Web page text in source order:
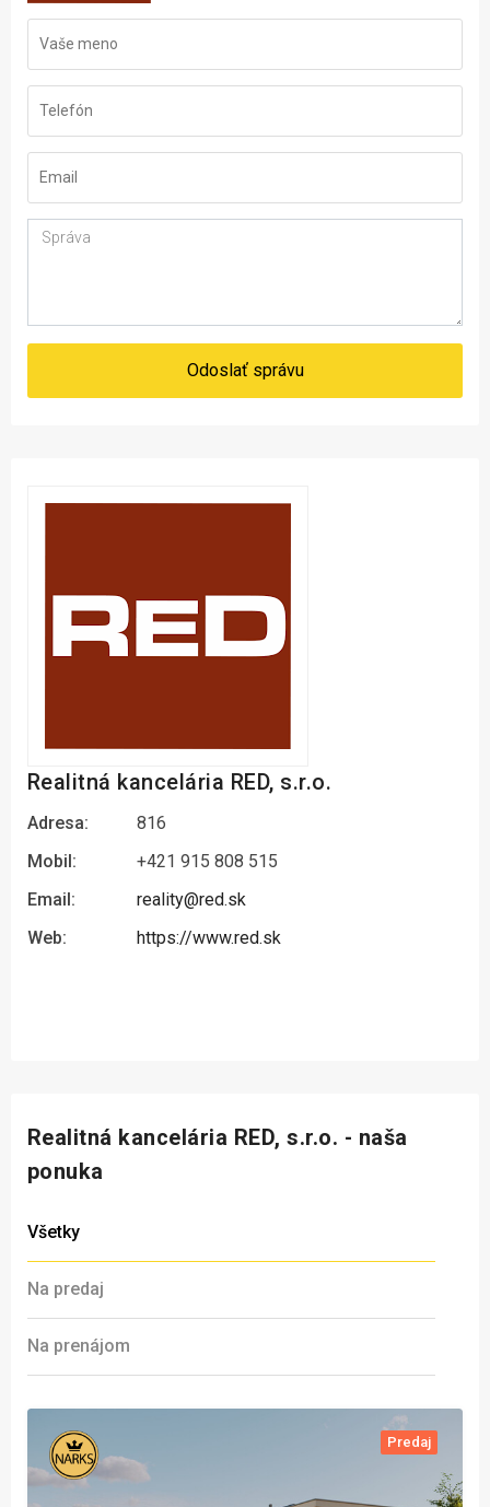
Odoslať správu
Realitná kancelária RED, s.r.o.
Adresa:
816
Mobil:
+421 915 808 515
Email:
reality@red.sk
Web:
https://www.red.sk
Realitná kancelária RED, s.r.o. - naša
ponuka
Všetky
Na predaj
Na prenájom
Predaj